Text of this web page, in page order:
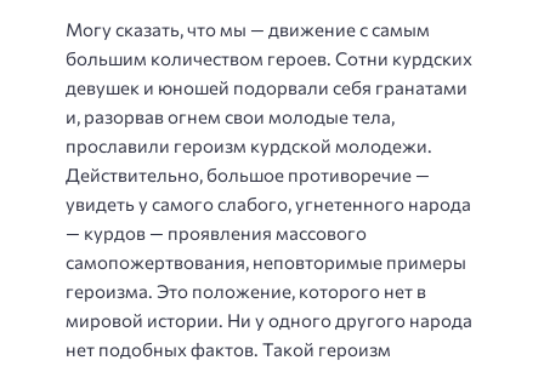
Могу сказать, что мы — движение с самым
большим количеством героев. Сотни курдских
девушек и юношей подорвали себя гранатами
и, разорвав огнем свои молодые тела,
прославили героизм курдской молодежи.
Действительно, большое противоречие —
увидеть у самого слабого, угнетенного народа
— курдов — проявления массового
самопожертвования, неповторимые примеры
героизма. Это положение, которого нет в
мировой истории. Ни у одного другого народа
нет подобных фактов. Такой героизм